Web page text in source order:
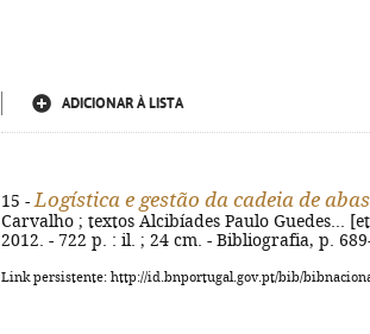
ADICIONAR À LISTA
15 - Logística e gestão da cadeia de
Carvalho ; textos Alcibíades Paulo Guedes...
2012. - 722 p. : il. ; 24 cm. - Bibliografia, p.
Link persistente: http://id.bnportugal.gov.pt/bib/